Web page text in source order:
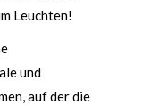
Leuchten!
und
auf der die